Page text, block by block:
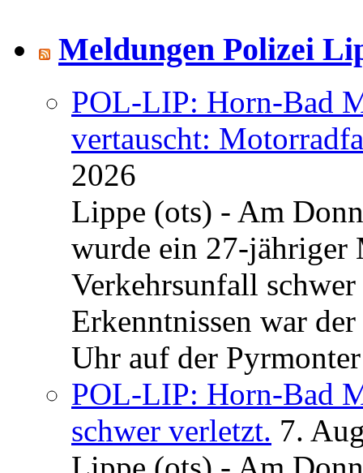
Meldungen Polizei
POL-LIP: Horn-Bad
vertauscht:
2026
Lippe (ots) - Am
wurde ein 27-jähriger
Verkehrsunfall
Erkenntnissen war
Uhr auf der
POL-LIP: Horn-Bad
schwer verletzt. 7.